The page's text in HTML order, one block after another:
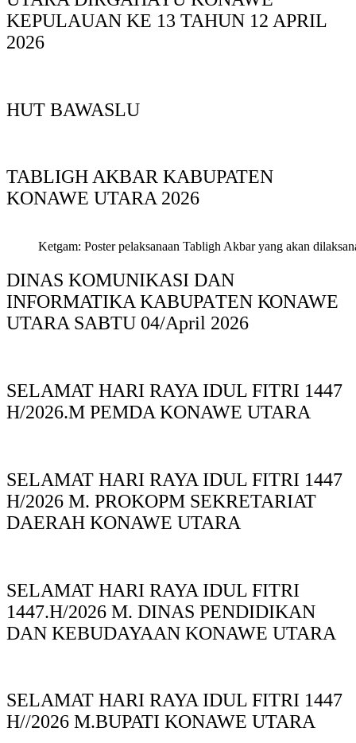
KEPULAUAN KE 13 TAHUN 12 APRIL
2026
HUT BAWASLU
TABLIGH AKBAR KABUPATEN
KONAWE UTARA 2026
Ketgam: Poster pelaksanaan Tabligh Akbar yang akan
DINAS KOMUNIKASI DAN
INFORMATIKA KABUPAΤΕΝ ΚΟNAWE
UTARA SABTU 04/April 2026
SELAMAT HARI RAYA IDUL FITRI 1447
H/2026.M PEMDA KONAWE UTARA
SELAMAT HARI RAYA IDUL FITRI 1447
H/2026 M. PROKOPM SEKRETARIAT
DAERAH KONAWE UTARA
SELAMAT HARI RAYA IDUL FITRI
1447.H/2026 M. DINAS PENDIDIKAN
DAN KEBUDAYAAN KONAWE UTARA
SELAMAT HARI RAYA IDUL FITRI 1447
H//2026 M.BUPATI KONAWE UTARA